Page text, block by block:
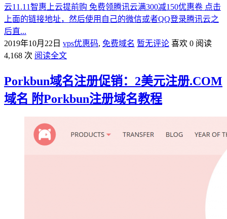
云11.11智惠上云提前购 免费领腾讯云满300减150优惠卷 点击
上面的链接地址，然后使用自己的微信或者QQ登录腾讯云之
后直...
2019年10月22日 vps优惠码, 免费域名 暂无评论 喜欢 0 阅读
4,168 次 阅读全文
Porkbun域名注册促销：2美元注册.COM
域名 附Porkbun注册域名教程